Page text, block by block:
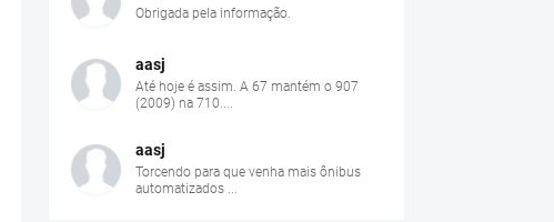
Obrigada pela informação.
aasj
Até hoje é assim. A 67 mantém o 907
(2009) na 710....
aasj
Torcendo para que venha mais ônibus
automatizados ...